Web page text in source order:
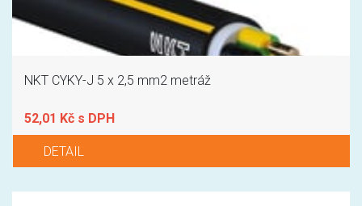
NKT CYKY-J 5 x 2,5 mm2 metráž
52,01 Kč s DPH
DETAIL